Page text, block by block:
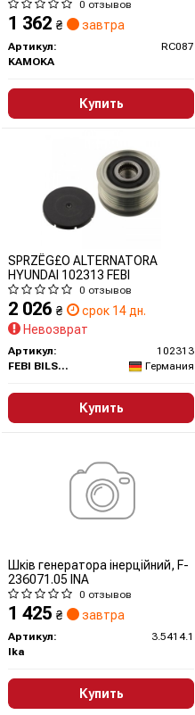
0 отзывов
1 362 ₴ завтра
Артикул:
RC087
KAMOKA
Купить
SPRZÊG£O ALTERNATORA
HYUNDAI 102313 FEBI
0 отзывов
2 026 ₴
срок 14 дн.
Невозврат
Артикул:
102313
FEBI BILSTEIN
Германия
Купить
Шків генератора інерційний, F-
236071.05 INA
0 отзывов
1 425 ₴ завтра
Артикул:
3.5414.1
Ika
Купить